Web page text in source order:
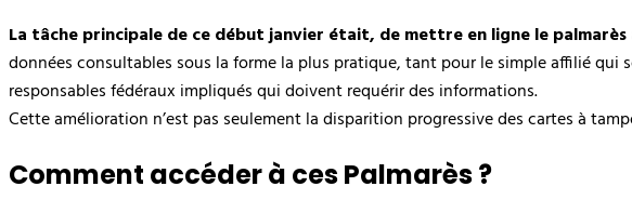
La tâche principale de ce début janvier était, de mettre en ligne le
données consultables sous la forme la plus pratique, tant pour le simple affilié
responsables fédéraux impliqués qui doivent requérir des informations.
Cette amélioration n’est pas seulement la disparition progressive des cartes à
Comment accéder à ces Palmarès ?